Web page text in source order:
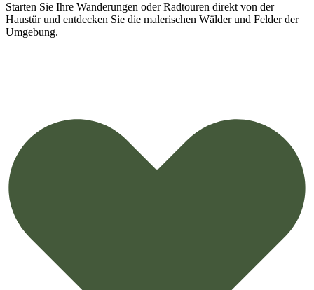
Starten Sie Ihre Wanderungen oder Radtouren direkt von der
Haustür und entdecken Sie die malerischen Wälder und Felder der
Umgebung.